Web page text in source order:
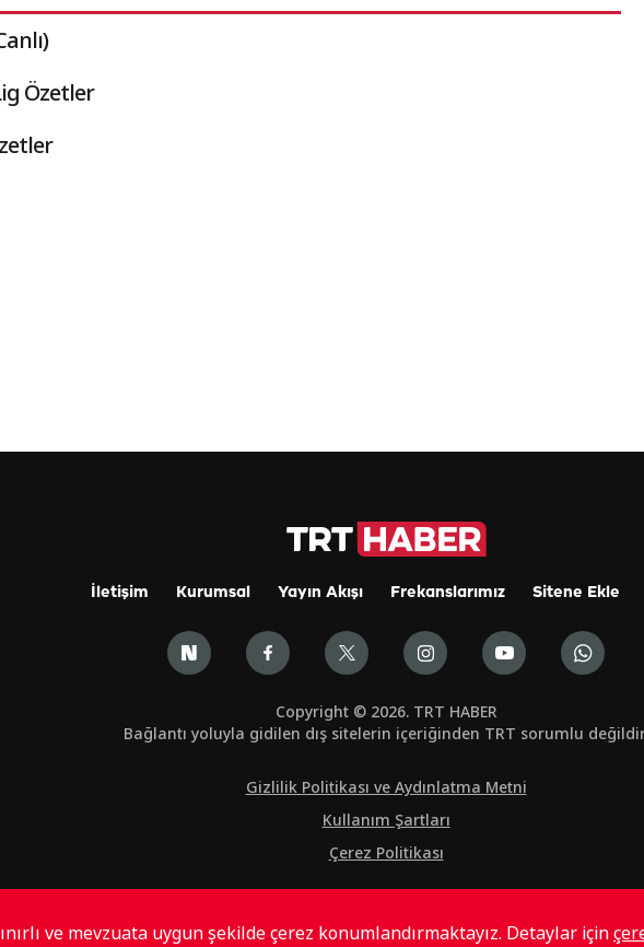
Özetler
İletişim Kurumsal Yayın Akışı Frekanslarımız Sitene Ekle
Copyright © 2026. TRT HABER
Bağlantı yoluyla gidilen dış sitelerin içeriğinden TRT sorumlu
Gizlilik Politikası ve Aydınlatma Metni
Kullanım Şartları
Çerez Politikası
ve mevzuata uygun şekilde çerez konumlandırmaktayız. Detaylar için